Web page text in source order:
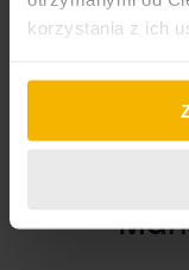
korzystania z ich
Ford Focus
Ford Galaxy